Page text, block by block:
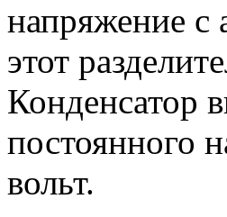
напряжение с
этот
Конденсатор
постоянного
вольт.